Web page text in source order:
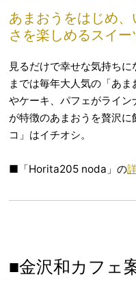
あまおうをはじめ
さを楽しめるスイー
見るだけで幸せな気持ち
までは毎年大人気の「あ
やケーキ、パフェがライ
が特徴のあまおうを贅沢
コ」はイチオシ。
■「Horita205 noda」の
■金沢和カフェ